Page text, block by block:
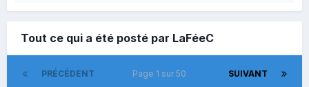
Tout ce qui a été posté par LaFéeC
PRÉCÉDENT SUIVANT
Page 1 sur 50